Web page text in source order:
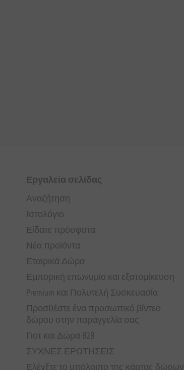
Εργαλεία σελίδας
Αναζήτηση
Ιστολόγιο
Είδατε πρόσφατα
Νέα προϊόντα
Εταιρικά Δώρα
Εμπορική επωνυμία και εξατομίκευση
Premium και Πολυτελή Συσκευασία
Προσθέστε ένα προσωπικό βίντεο
δώρου στην παραγγελία σας
Γιοτ και Δώρα B2B
ΣΥΧΝΕΣ ΕΡΩΤΗΣΕΙΣ
Ελέγξτε το υπόλοιπο της κάρτας δώρων